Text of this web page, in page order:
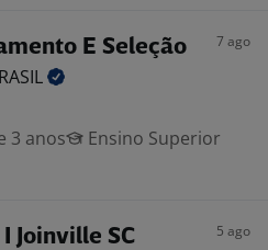
E Seleção 7 ago
3 anos
Ensino Superior
Joinville SC 5 ago